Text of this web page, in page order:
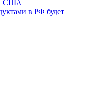
США
в РФ будет